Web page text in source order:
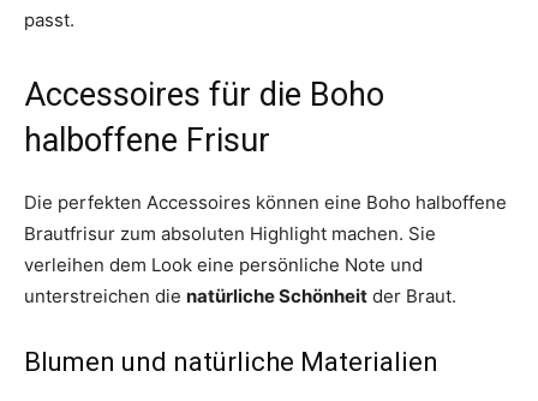
passt.
Accessoires für die Boho
halboffene Frisur
Die perfekten Accessoires können eine Boho halboffene
Brautfrisur zum absoluten Highlight machen. Sie
verleihen dem Look eine persönliche Note und
unterstreichen die natürliche Schönheit der Braut.
Blumen und natürliche Materialien